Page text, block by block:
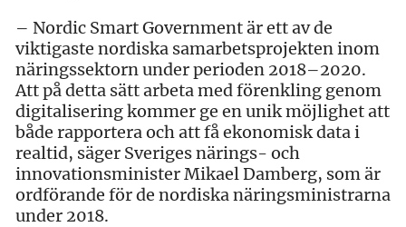
– Nordic Smart Government är ett av de
viktigaste nordiska samarbetsprojekten inom
näringssektorn under perioden 2018–2020.
Att på detta sätt arbeta med förenkling genom
digitalisering kommer ge en unik möjlighet att
både rapportera och att få ekonomisk data i
realtid, säger Sveriges närings- och
innovationsminister Mikael Damberg, som är
ordförande för de nordiska näringsministrarna
under 2018.